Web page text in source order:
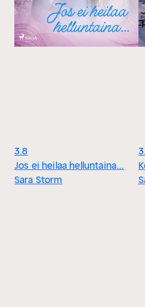
3.8
Jos ei heilaa helluntaina…
Sara Storm